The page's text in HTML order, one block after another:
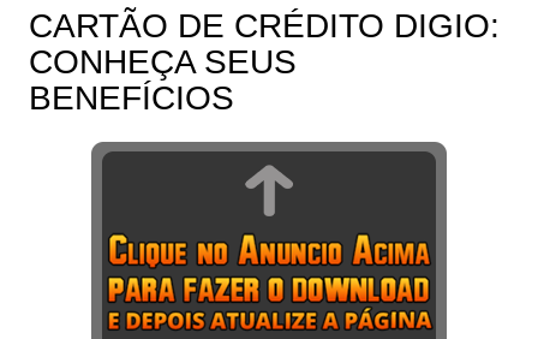
CARTÃO DE CRÉDITO DIGIO:
CONHEÇA SEUS
BENEFÍCIOS